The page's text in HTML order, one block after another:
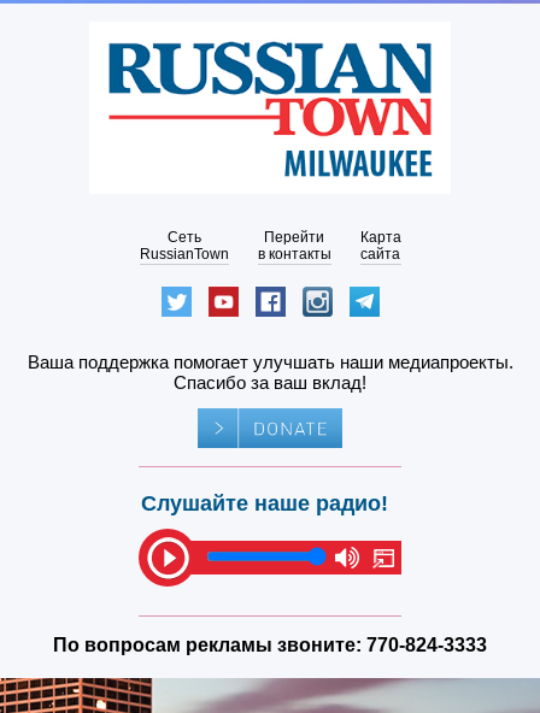
Сеть
RussianTown
Перейти
в контакты
Карта
сайта
Ваша поддержка помогает улучшать наши медиапроекты.
Спасибо за ваш вклад!
Слушайте наше радио!
По вопросам рекламы звоните: 770-824-3333